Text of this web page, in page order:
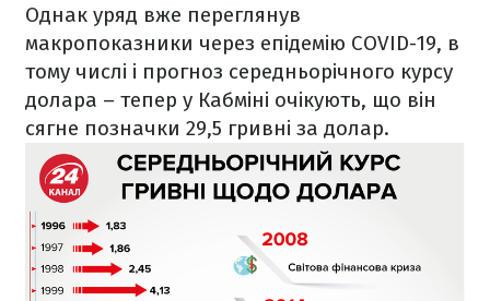
Однак уряд вже переглянув
макропоказники через епідемію COVID-19, в
тому числі і прогноз середньорічного курсу
долара – тепер у Кабміні очікують, що він
сягне позначки 29,5 гривні за долар.